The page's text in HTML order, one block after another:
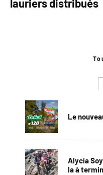
lauriers distribués
Le
Alycia
la à